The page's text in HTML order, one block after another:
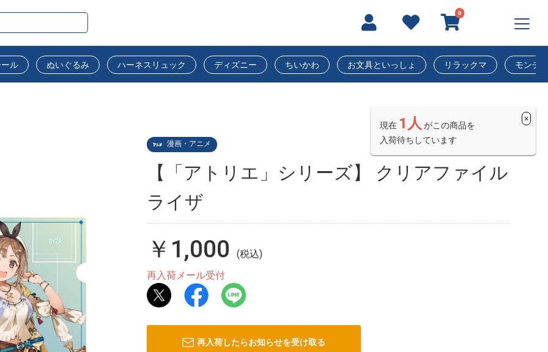
0
ル ぬいぐるみ ハーネスリュック ディズニー ちいかわ お文具といっしょ リラックマ モンチ
現在 1人 がこの商品を
入荷待ちしています
×
漫画・アニメ
【「アトリエ」シリーズ】 クリアファイル
ライザ
￥1,000
(税込)
再入荷メール受付
再入荷したらお知らせを受け取る